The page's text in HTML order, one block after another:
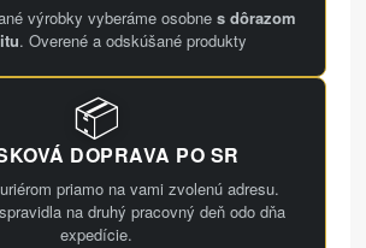
výrobky vyberáme osobne s dôrazom
. Overené a odskúšané produkty
📦
DOPRAVA PO SR
priamo na vami zvolenú adresu.
na druhý pracovný deň odo dňa
expedície.